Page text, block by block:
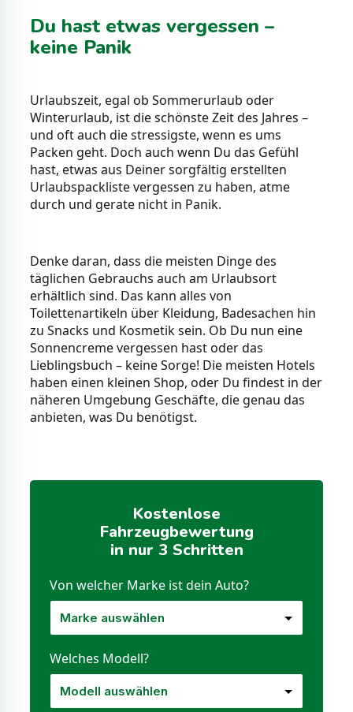
Du hast etwas vergessen –
keine Panik
Urlaubszeit, egal ob Sommerurlaub oder
Winterurlaub, ist die schönste Zeit des Jahres –
und oft auch die stressigste, wenn es ums
Packen geht. Doch auch wenn Du das Gefühl
hast, etwas aus Deiner sorgfältig erstellten
Urlaubspackliste vergessen zu haben, atme
durch und gerate nicht in Panik.
Denke daran, dass die meisten Dinge des
täglichen Gebrauchs auch am Urlaubsort
erhältlich sind. Das kann alles von
Toilettenartikeln über Kleidung, Badesachen hin
zu Snacks und Kosmetik sein. Ob Du nun eine
Sonnencreme vergessen hast oder das
Lieblingsbuch – keine Sorge! Die meisten Hotels
haben einen kleinen Shop, oder Du findest in der
näheren Umgebung Geschäfte, die genau das
anbieten, was Du benötigst.
Kostenlose
Fahrzeugbewertung
in nur 3 Schritten
Von welcher Marke ist dein Auto?
Welches Modell?